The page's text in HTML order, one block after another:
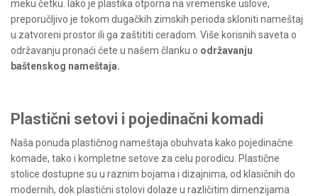
meku četku. Iako je plastika otporna na vremenske uslove,
preporučljivo je tokom dugačkih zimskih perioda skloniti nameštaj
u zatvoreni prostor ili ga zaštititi ceradom. Više korisnih saveta o
održavanju pronaći ćete u našem članku o održavanju
baštenskog nameštaja.
Plastični setovi i pojedinačni komadi
Naša ponuda plastičnog nameštaja obuhvata kako pojedinačne
komade, tako i kompletne setove za celu porodicu. Plastične
stolice dostupne su u raznim bojama i dizajnima, od klasičnih do
modernih, dok plastični stolovi dolaze u različitim dimenzijama